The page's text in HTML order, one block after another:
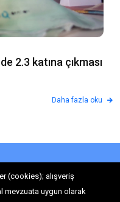
2.3 katına çıkması
Daha fazla oku
Olun!
(cookies); alışveriş
mevzuata uygun olarak